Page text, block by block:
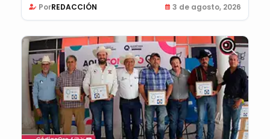
PorREDACCIÓN 3 de agosto, 2026